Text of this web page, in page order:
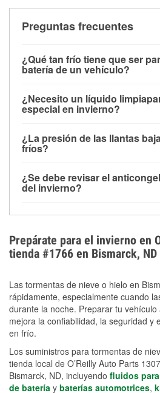
Preguntas frecuentes
¿Qué tan frío tiene que ser
batería de un vehículo?
debajo de los 32 °F y puede
su potencia de arranque cerca
arranque.
¿Necesito un líquido
especial en invierno?
la congelación y ayuda a
derretida en la carretera para
¿La presión de las llantas
fríos?
alrededor de 1 PSI por cada 10
temperatura. Puedes obtener
¿Se debe revisar el
del invierno?
el sobrecalentamiento en
extremo. Aprende cómo
anticongelante en nuestra
Prepárate para el invierno en
tienda #1766 en Bismarck, ND
Las tormentas de nieve o hielo en
rápidamente, especialmente cuando
durante la noche. Preparar tu
mejora la confiabilidad, la seguridad y
en frío.
Los suministros para tormentas de
tienda local de O’Reilly Auto Parts
Bismarck, ND, incluyendo fluidos
de batería y baterías automotrices,